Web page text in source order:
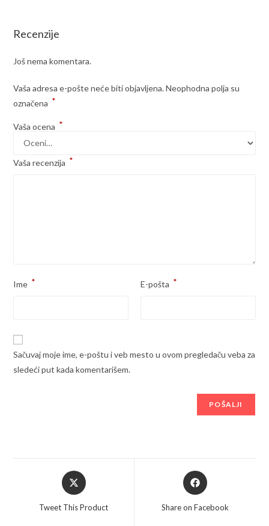
Recenzije
Još nema komentara.
Vaša adresa e-pošte neće biti objavljena. Neophodna polja su
označena *
Vaša ocena *
Vaša recenzija *
Ime * E-pošta *
Sačuvaj moje ime, e-poštu i veb mesto u ovom pregledaču veba za
sledeći put kada komentarišem.
Opens
in
Tweet This Product
Opens
in
Share on Facebook